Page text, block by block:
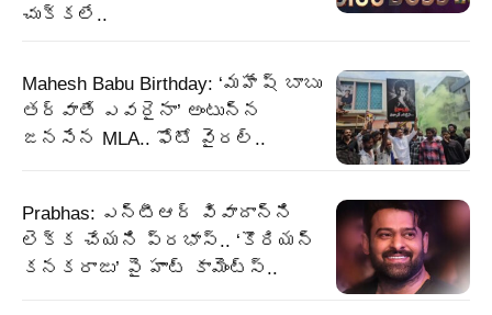
చుక్కలే..
Mahesh Babu Birthday: ‘మహేష్ బాబు
తర్వాతే ఎవరైనా’ అంటున్న
జనసేన MLA.. ఫోటో వైరల్..
Prabhas: ఎన్టీఆర్ వివాదాన్ని
లెక్క చేయని ప్రభాస్.. ‘కొరియన్
కనకరాజు’ పై హాట్ కామెంట్స్..